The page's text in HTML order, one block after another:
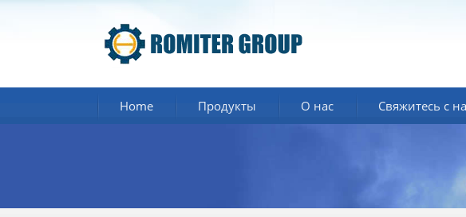
Home Продукты О нас Свяжитесь с